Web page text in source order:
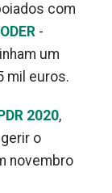
com
-
um
mil euros.
PDR 2020,
o
novembro